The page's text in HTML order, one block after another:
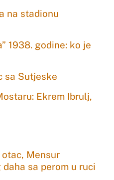
na stadionu
1938. godine: ko je
sa Sutjeske
Ekrem Ibrulj,
Mensur
sa perom u ruci